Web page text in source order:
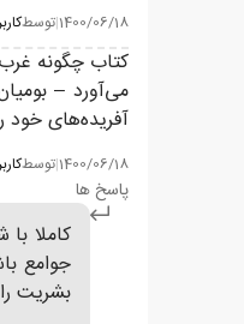
1400/06/18
|توسط
کتاب چگونه
می‌آورد –
آفریده‌های
1400/06/18
|توسط
پاسخ ها
کاملا
جوامع
بشریت